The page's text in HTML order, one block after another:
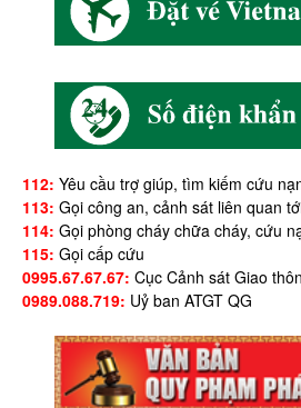
112: Yêu cầu trợ giúp, tìm kiếm cứu
113: Gọi công an, cảnh sát liên quan
114: Gọi phòng cháy chữa cháy, cứu
115: Gọi cấp cứu
0995.67.67.67: Cục Cảnh sát Giao
0989.088.719: Uỷ ban ATGT QG